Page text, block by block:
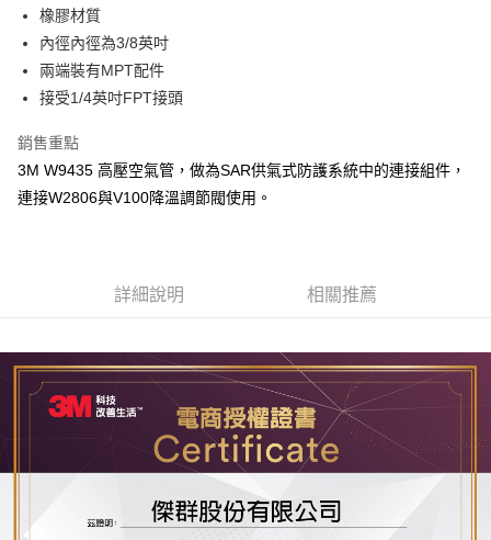
Apple Pay
街口支付
運送方式
全家取貨付款
每筆NT$60
付款後全家取貨
付款後7-11取貨
每筆NT$60
新竹物流(大件商品、貨量較大)
每筆NT$200，滿NT$5,000(含以上)免運費
橡膠材質
內徑內徑為3/8英吋
兩端裝有MPT配件
接受1/4英吋FPT接頭
銷售重點
3M W9435 高壓空氣管，做為SAR供氣式防護系統中的連接組件，
連接W2806與V100降溫調節閥使用。
詳細說明 相關推薦